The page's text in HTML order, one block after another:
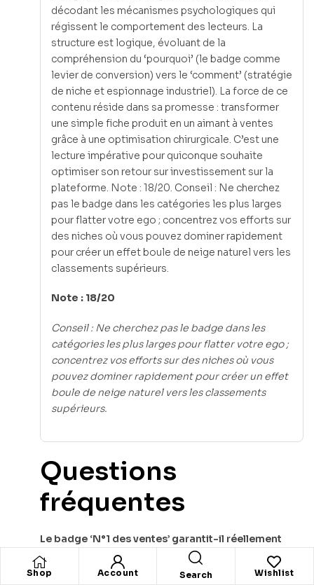
décodant les mécanismes psychologiques qui
régissent le comportement des lecteurs. La
structure est logique, évoluant de la
compréhension du ‘pourquoi’ (le badge comme
levier de conversion) vers le ‘comment’ (stratégie
de niche et espionnage industriel). La force de ce
contenu réside dans sa promesse : transformer
une simple fiche produit en un aimant à ventes
grâce à une optimisation chirurgicale. C’est une
lecture impérative pour quiconque souhaite
optimiser son retour sur investissement sur la
plateforme. Note : 18/20. Conseil : Ne cherchez
pas le badge dans les catégories les plus larges
pour flatter votre ego ; concentrez vos efforts sur
des niches où vous pouvez dominer rapidement
pour créer un effet boule de neige naturel vers les
classements supérieurs.
Note : 18/20
Conseil : Ne cherchez pas le badge dans les
catégories les plus larges pour flatter votre ego ;
concentrez vos efforts sur des niches où vous
pouvez dominer rapidement pour créer un effet
boule de neige naturel vers les classements
supérieurs.
Questions
fréquentes
Le badge ‘N°1 des ventes’ garantit-il réellement
plus de revenus ?
Oui, car il agit comme une preuve sociale puissante
Shop Account Search Wishlist